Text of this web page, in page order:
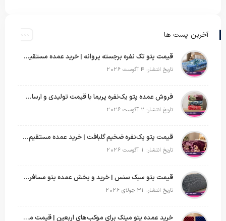
آخرین پست ها
قیمت پتو تک نفره برجسته پروانه | خرید عمده مستقیم با بهترین قیمت بازار
تاریخ انتشار: 4 آگوست 2026
فروش عمده پتو یک‌نفره پریما با قیمت تولیدی و ارسال به سراسر کشور
تاریخ انتشار: 2 آگوست 2026
قیمت پتو یک‌نفره ضخیم گلبافت | خرید عمده مستقیم با بهترین قیمت
تاریخ انتشار: 1 آگوست 2026
قیمت پتو سبک سنس | خرید و پخش عمده پتو مسافرتی Sense
تاریخ انتشار: 31 جولای 2026
خرید عمده پتو مینک برای موکب‌های اربعین | قیمت مناسب و ارسال سریع